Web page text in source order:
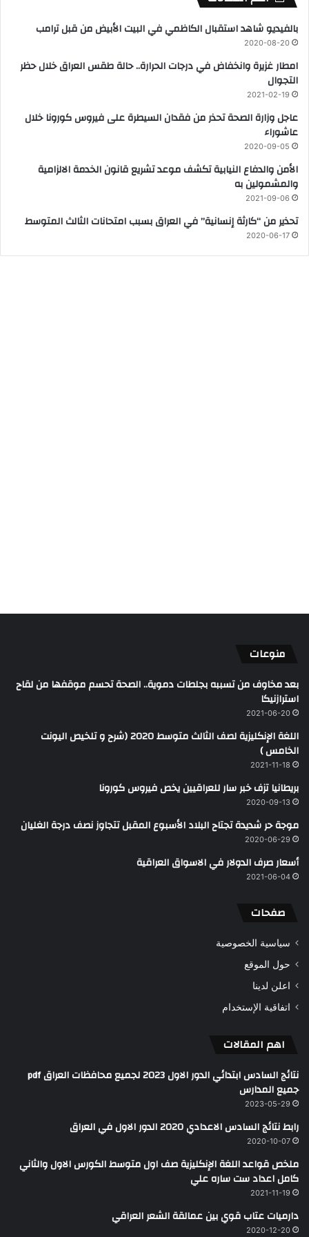
بالفيديو شاهد استقبال الكاظمي في البيت الأبيض ‏من ‏قبل ‏ترامب
2020-08-20
امطار غزيرة وانخفاض في درجات الحرارة.. حالة طقس العراق خلال حظر
التجوال
2021-02-19
عاجل وزارة الصحة تحذر من فقدان السيطرة على فيروس كورونا خلال
عاشوراء
2020-09-05
الأمن والدفاع النيابية تكشف موعد تشريع قانون الخدمة الالزامية
والمشمولين به
2021-09-06
تحذير من “كارثة إنسانية” في العراق بسبب امتحانات الثالث المتوسط
2020-06-17
منوعات
بعد مخاوف من تسببه بجلطات دموية.. الصحة تحسم موقفها من لقاح
استرازنيكا
2021-06-20
اللغة الإنكليزية لصف الثالث متوسط 2020 (شرح و تلخيص اليونت
الخامس )
2021-11-18
بريطانيا تزف خبر سار للعراقيين يخص فيروس كورونا
2020-09-13
موجة حر شديدة تجتاح البلاد الأسبوع المقبل تتجاوز نصف درجة الغليان
2020-06-29
أسعار صرف الدولار في الاسواق العراقية
2021-06-04
صفحات
سياسية الخصوصية
حول الموقع
اعلن لدينا
اتفاقية الإستخدام
اهم المقالات
نتائج السادس ابتدائي الدور الاول 2023 لجميع محافظات العراق pdf
جميع المدارس
2023-05-29
رابط نتائج السادس الاعدادي 2020 الدور الاول في العراق
2020-10-07
ملخص قواعد اللغة الإنكليزية صف اول متوسط الكورس الاول والثاني
كامل اعداد ست ساره علي
2021-11-19
دارميات عتاب قوي بين عمالقة الشعر العراقي
2020-12-20